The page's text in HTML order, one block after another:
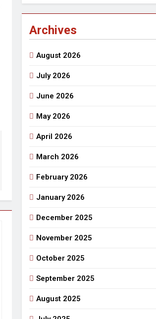
Archives
August 2026
July 2026
June 2026
May 2026
April 2026
March 2026
February 2026
January 2026
December 2025
November 2025
October 2025
September 2025
August 2025